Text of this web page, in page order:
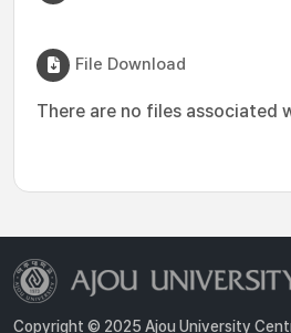
File Download
There are no files associated
Copyright © 2025 Ajou University